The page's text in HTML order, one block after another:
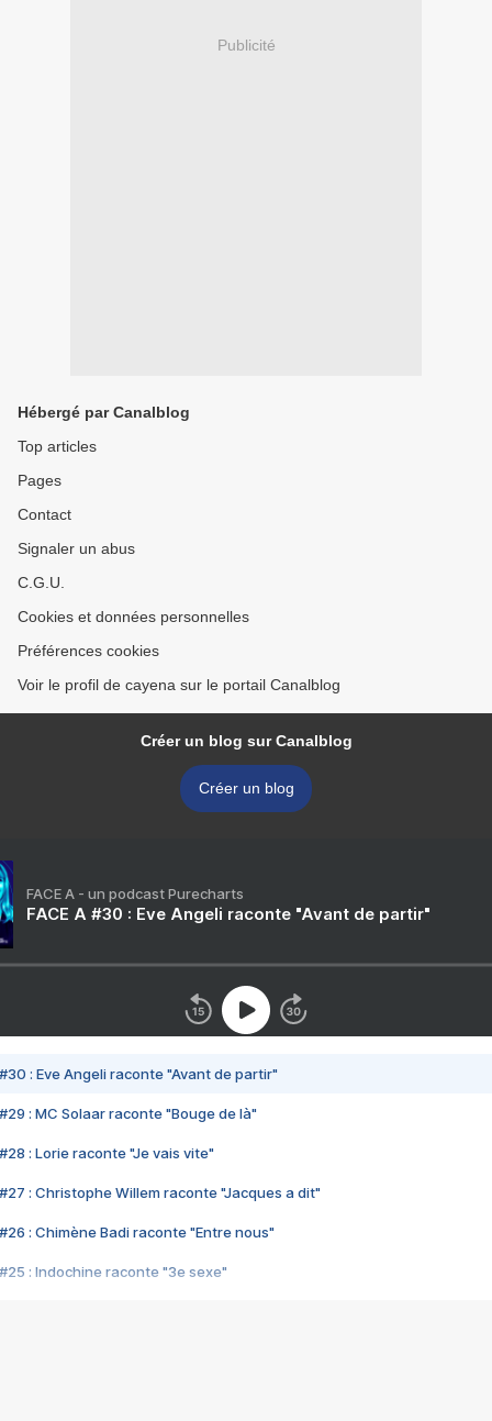
Publicité
Hébergé par Canalblog
Top articles
Pages
Contact
Signaler un abus
C.G.U.
Cookies et données personnelles
Préférences cookies
Voir le profil de cayena sur le portail Canalblog
Créer un blog sur Canalblog
Créer un blog
FACE A - un podcast Purecharts
FACE A #30 : Eve Angeli raconte "Avant de partir"
#30 : Eve Angeli raconte "Avant de partir"
#29 : MC Solaar raconte "Bouge de là"
#28 : Lorie raconte "Je vais vite"
#27 : Christophe Willem raconte "Jacques a dit"
#26 : Chimène Badi raconte "Entre nous"
#25 : Indochine raconte "3e sexe"